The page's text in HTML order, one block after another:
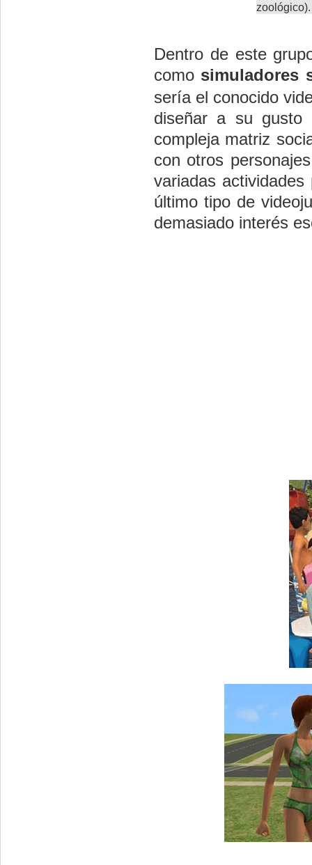
zoológico).
Dentro de este
como simuladores
sería el conocido
diseñar a su gusto
compleja matriz
con otros
variadas
último tipo de
demasiado interés